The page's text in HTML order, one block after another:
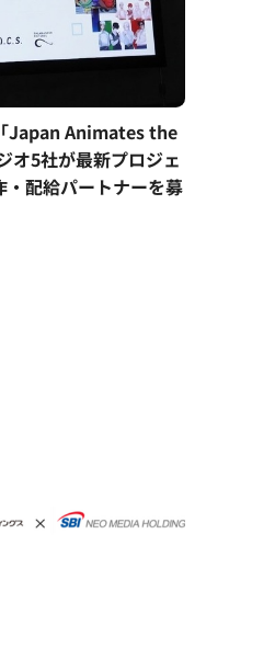
Japan Animates the
オ5社が最新プロジェ
配給パートナーを募